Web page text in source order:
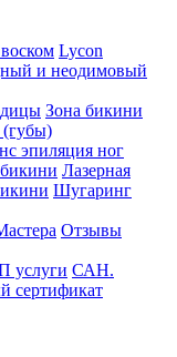
Lycon
и неодимовый
Зона бикини
эпиляция ног
Лазерная
Шугаринг
Отзывы
услуги САН.
сертификат